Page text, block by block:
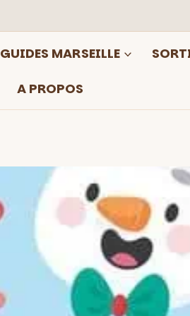
GUIDES MARSEILLE
A PROPOS